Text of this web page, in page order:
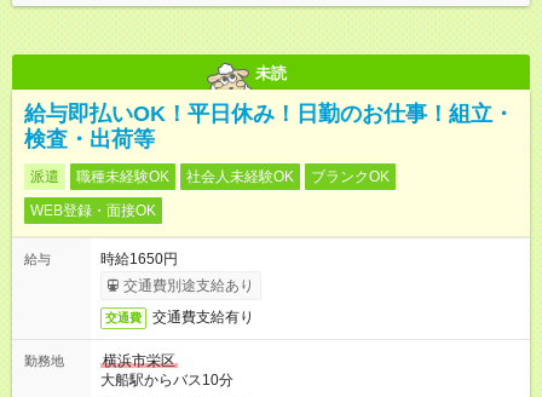
未読
給与即払いOK！平日休み！日勤のお仕事！組立・
検査・出荷等
派遣 職種未経験OK 社会人未経験OK
ブランクOK
WEB登録・面接OK
給与
時給1650円
交通費別途支給あり
交通費 交通費支給有り
勤務地
横浜市栄区
大船駅からバス10分